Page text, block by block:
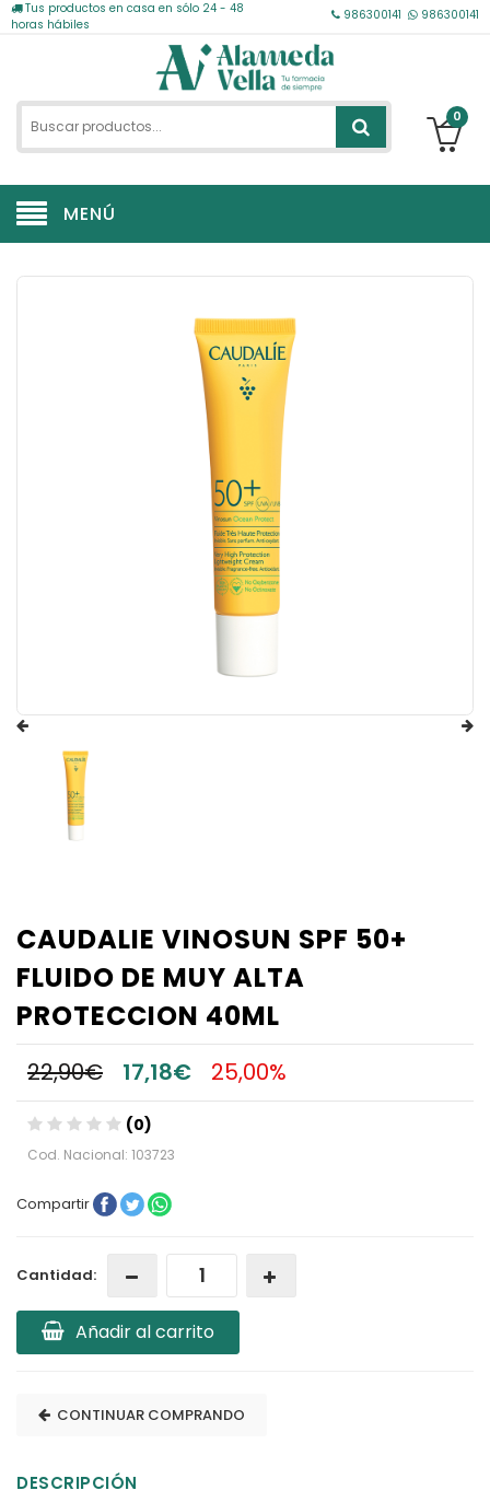
Tus productos en casa en sólo 24 - 48
horas hábiles
986300141 986300141
0
MENÚ
CAUDALIE VINOSUN SPF 50+
FLUIDO DE MUY ALTA
PROTECCION 40ML
22,90€ 17,18€ 25,00%
(0)
Cod. Nacional: 103723
Compartir
Cantidad:
Añadir al carrito
CONTINUAR COMPRANDO
DESCRIPCIÓN